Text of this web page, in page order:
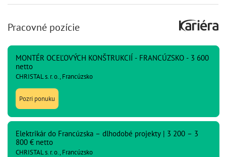
Pracovné pozície
MONTÉR OCEĽOVÝCH KONŠTRUKCIÍ - FRANCÚZSKO - 3 600
netto
CHRISTAL s. r. o., Francúzsko
Pozri ponuku
Elektrikár do Francúzska – dlhodobé projekty | 3 200 – 3
800 € netto
CHRISTAL s. r. o., Francúzsko